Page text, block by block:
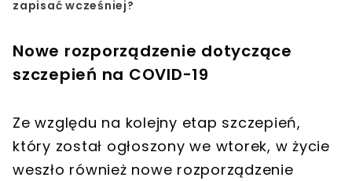
zapisać wcześniej?
Nowe rozporządzenie dotyczące
szczepień na COVID-19
Ze względu na kolejny etap szczepień,
który został ogłoszony we wtorek, w życie
weszło również nowe rozporządzenie